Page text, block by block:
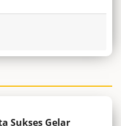
Sukses Gelar